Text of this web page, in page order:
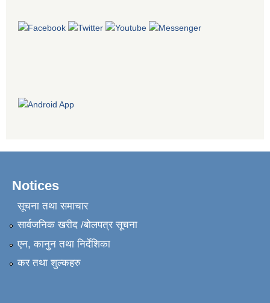
Notices
सूचना तथा समाचार
सार्वजनिक खरीद /बोलपत्र सूचना
एन, कानुन तथा निर्देशिका
कर तथा शुल्कहरु